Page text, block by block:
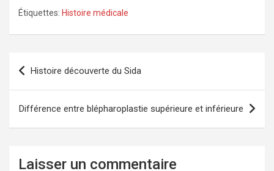
Étiquettes: Histoire médicale
Histoire découverte du Sida
Différence entre blépharoplastie supérieure et inférieure
Laisser un commentaire